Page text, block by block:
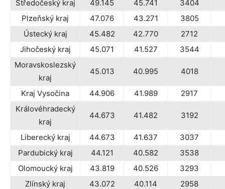
Středočeský kraj 49.145 45.741
3404
Plzeňský kraj
47.076 43.271
3805
Ústecký kraj
45.482 42.770
2712
Jihočeský kraj
45.071 41.527
3544
Moravskoslezský
kraj
45.013 40.995 4018
Kraj Vysočina 44.906 41.989
2917
Královéhradecký
kraj
44.673 41.482 3192
Liberecký kraj 44.673 41.637
3037
Pardubický kraj
44.121 40.582
3538
Olomoucký kraj
43.819 40.526
3293
Zlínský kraj
43.072 40.114
2958